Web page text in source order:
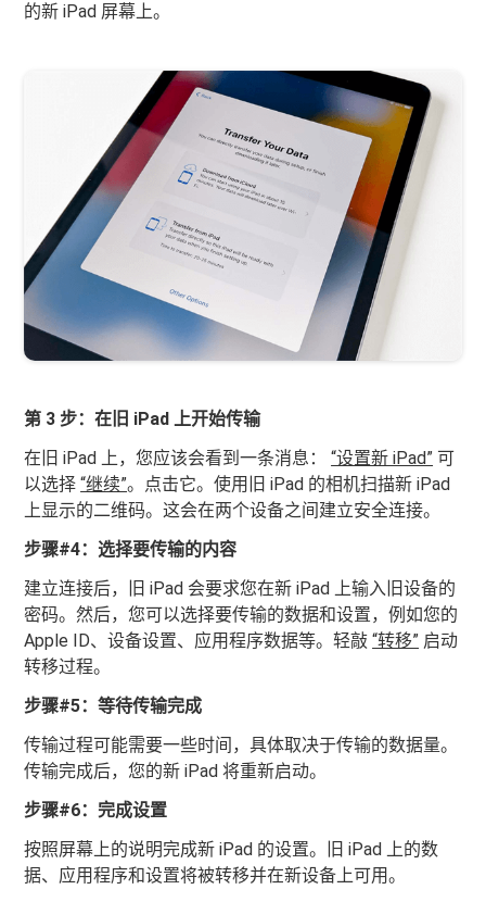
的新 iPad 屏幕上。
第 3 步：在旧 iPad 上开始传输
在旧 iPad 上，您应该会看到一条消息：“设置新 iPad” 可
以选择“继续”。点击它。使用旧 iPad 的相机扫描新 iPad
上显示的二维码。这会在两个设备之间建立安全连接。
步骤#4：选择要传输的内容
建立连接后，旧 iPad 会要求您在新 iPad 上输入旧设备的
密码。然后，您可以选择要传输的数据和设置，例如您的
Apple ID、设备设置、应用程序数据等。轻敲“转移” 启动
转移过程。
步骤#5：等待传输完成
传输过程可能需要一些时间，具体取决于传输的数据量。
传输完成后，您的新 iPad 将重新启动。
步骤#6：完成设置
按照屏幕上的说明完成新 iPad 的设置。旧 iPad 上的数
据、应用程序和设置将被转移并在新设备上可用。